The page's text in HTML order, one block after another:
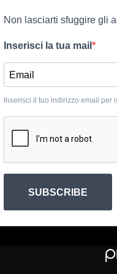
Non lasciarti sfuggire gli
Inserisci la tua mail
Inserisci il tuo indirizzo email per
SUBSCRIBE